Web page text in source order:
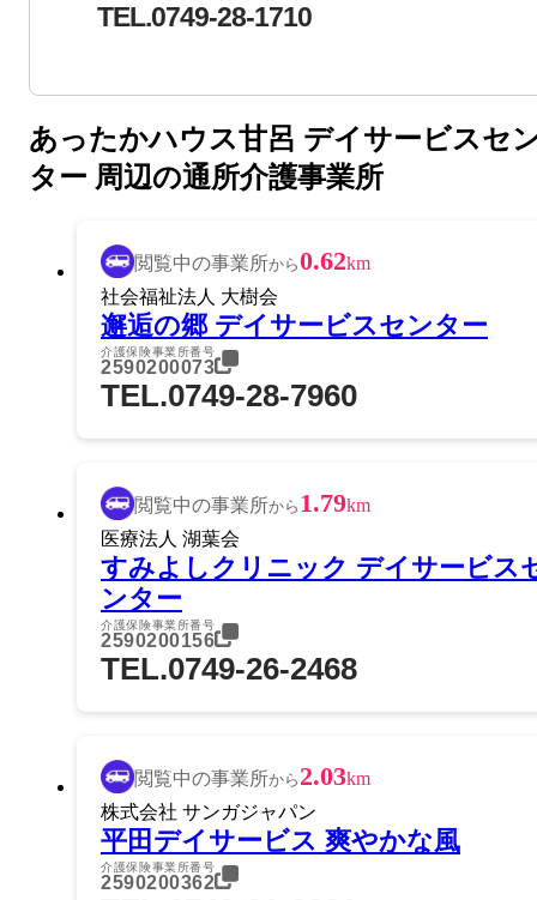
TEL.0749-28-1710
あったかハウス甘呂 デイサービスセ
ター 周辺の通所介護事業所
閲覧中の事業所から0.62km
社会福祉法人 大樹会
邂逅の郷 デイサービスセンター
介護保険事業所番号
2590200073
TEL.0749-28-7960
閲覧中の事業所から 1.79km
医療法人 湖葉会
すみよしクリニック デイサービス
ンター
介護保険事業所番号
2590200156
TEL.0749-26-2468
閲覧中の事業所から 2.03km
株式会社 サンガジャパン
平田デイサービス 爽やかな風
介護保険事業所番号
2590200362